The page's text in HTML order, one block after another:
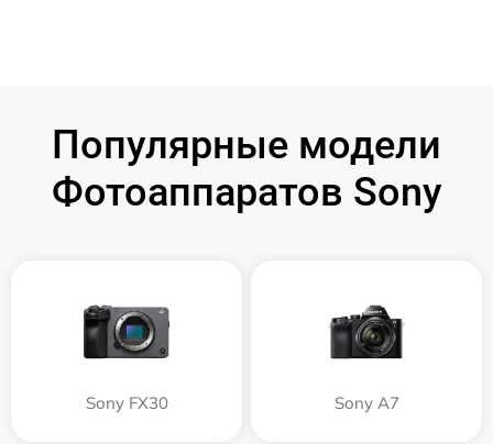
Популярные модели
Фотоаппаратов Sony
Sony FX30 Sony A7